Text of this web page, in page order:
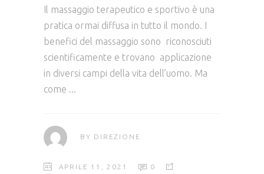
Il massaggio terapeutico e sportivo è una
pratica ormai diffusa in tutto il mondo. I
benefici del massaggio sono riconosciuti
scientificamente e trovano applicazione
in diversi campi della vita dell’uomo. Ma
come
BY DIREZIONE
APRILE 11, 2021 0